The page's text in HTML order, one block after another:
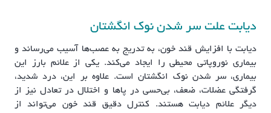
دیابت علت سر شدن نوک انگشتان
دیابت با افزایش قند خون، به تدریج به عصب‌ها آسیب می‌رساند و
بیماری نوروپاتی محیطی را ایجاد می‌کند. یکی از علائم بارز این
بیماری، سر شدن نوک انگشتان است. علاوه بر این، درد شدید،
گرفتگی عضلات، ضعف، بی‌حسی در پاها و اختلال در تعادل نیز از
دیگر علائم دیابت هستند. کنترل دقیق قند خون می‌تواند از